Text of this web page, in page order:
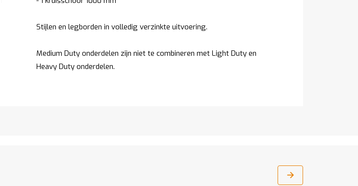
Stijlen en legborden in volledig verzinkte uitvoering.
Medium Duty onderdelen zijn niet te combineren met Light Duty en
Heavy Duty onderdelen.